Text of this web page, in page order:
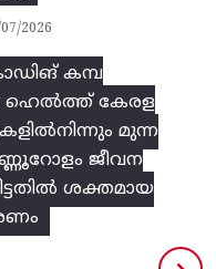
കമ്പ
ഹെൽത്ത് കേരള
മുന്ന
ജീവന
ശക്തമായ
2026